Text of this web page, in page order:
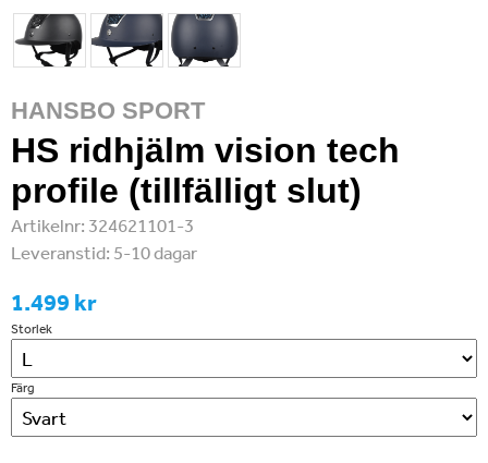
HANSBO SPORT
HS ridhjälm vision tech
profile (tillfälligt slut)
Artikelnr: 324621101-3
Leveranstid: 5-10 dagar
1.499 kr
Storlek
Färg